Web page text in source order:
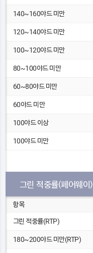
140~160야드 미만
120~140야드 미만
100~120야드 미만
80~100야드 미만
60~80야드 미만
60야드 미만
100야드 이상
100야드 미만
그린 적중률(페어웨이)
항목
그린 적중률(RTP)
180~200야드 미만(RTP)